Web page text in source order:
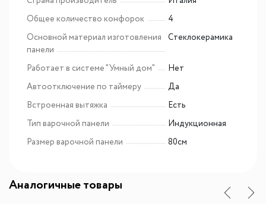
Общее количество конфорок
4
Основной материал изготовления
панели
Cтеклокерамика
Работает в системе "Умный дом"
Нет
Автоотключение по таймеру
Да
Встроенная вытяжка
Есть
Тип варочной панели
Индукционная
Размер варочной панели
80см
Аналогичные товары